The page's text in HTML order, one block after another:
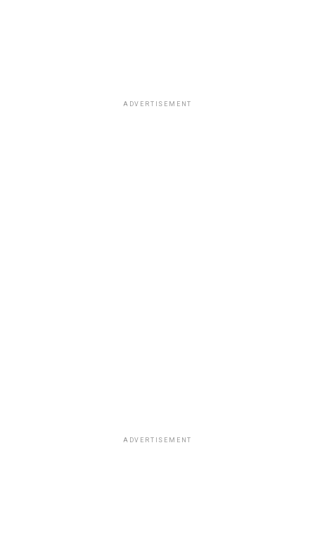
ADVERTISEMENT
ADVERTISEMENT